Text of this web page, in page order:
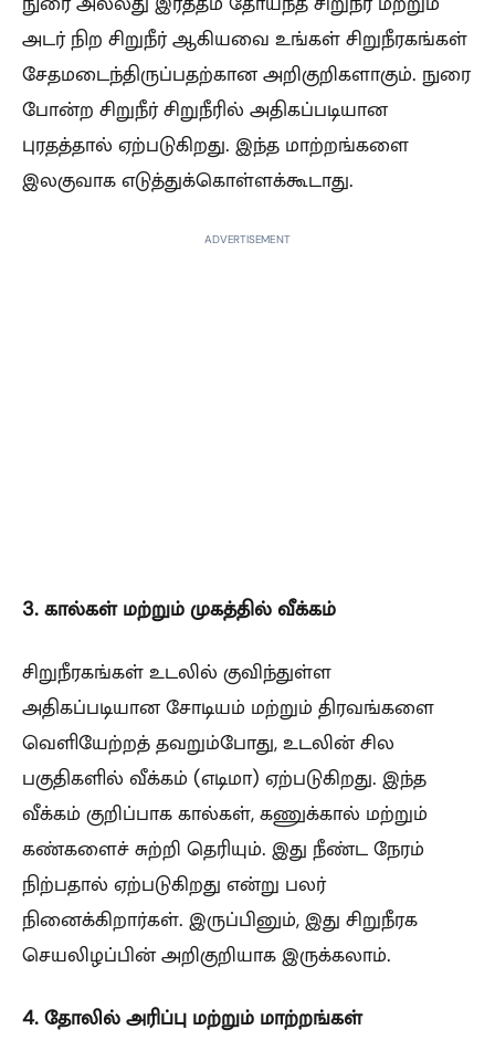
அடர் நிற சிறுநீர் ஆகியவை உங்கள் சிறுநீரகங்கள்
சேதமடைந்திருப்பதற்கான அறிகுறிகளாகும். நுரை
போன்ற சிறுநீர் சிறுநீரில் அதிகப்படியான
புரதத்தால் ஏற்படுகிறது. இந்த மாற்றங்களை
இலகுவாக எடுத்துக்கொள்ளக்கூடாது.
ADVERTISEMENT
3. கால்கள் மற்றும் முகத்தில் வீக்கம்
சிறுநீரகங்கள் உடலில் குவிந்துள்ள
அதிகப்படியான சோடியம் மற்றும் திரவங்களை
வெளியேற்றத் தவறும்போது, உடலின் சில
பகுதிகளில் வீக்கம் (எடிமா) ஏற்படுகிறது. இந்த
வீக்கம் குறிப்பாக கால்கள், கணுக்கால் மற்றும்
கண்களைச் சுற்றி தெரியும். இது நீண்ட நேரம்
நிற்பதால் ஏற்படுகிறது என்று பலர்
நினைக்கிறார்கள். இருப்பினும், இது சிறுநீரக
செயலிழப்பின் அறிகுறியாக இருக்கலாம்.
4. தோலில் அரிப்பு மற்றும் மாற்றங்கள்